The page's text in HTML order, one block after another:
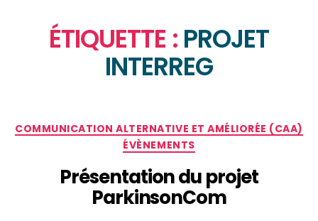
ÉTIQUETTE : PROJET
INTERREG
COMMUNICATION ALTERNATIVE ET AMÉLIORÉE (CAA)
ÉVÈNEMENTS
Présentation du projet
ParkinsonCom